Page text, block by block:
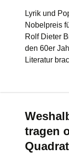
Lyrik und
Nobelpreis
Rolf Dieter
den 60er
Literatur
tragen
Quadrat